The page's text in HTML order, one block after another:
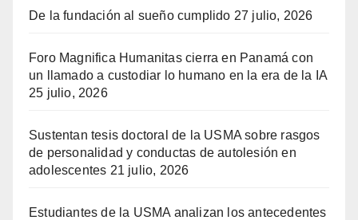
De la fundación al sueño cumplido 27 julio, 2026
Foro Magnifica Humanitas cierra en Panamá con
un llamado a custodiar lo humano en la era de la IA
25 julio, 2026
Sustentan tesis doctoral de la USMA sobre rasgos
de personalidad y conductas de autolesión en
adolescentes 21 julio, 2026
Estudiantes de la USMA analizan los antecedentes